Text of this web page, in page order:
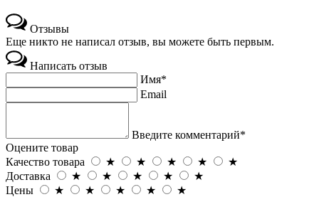
Отзывы
Еще никто не написал отзыв, вы можете быть первым.
Написать отзыв
Имя*
Email
Введите комментарий*
Оцените товар
Качество товара
★ ★ ★ ★
★
Доставка
★ ★ ★ ★
★
Цены
★ ★ ★ ★
★